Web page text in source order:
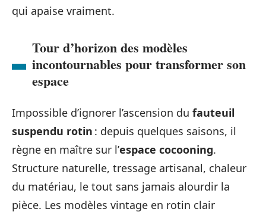
qui apaise vraiment.
Tour d’horizon des modèles
incontournables pour transformer son
espace
Impossible d’ignorer l’ascension du fauteuil
suspendu rotin : depuis quelques saisons, il
règne en maître sur l’espace cocooning.
Structure naturelle, tressage artisanal, chaleur
du matériau, le tout sans jamais alourdir la
pièce. Les modèles vintage en rotin clair